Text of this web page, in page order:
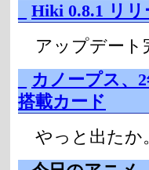
Hiki 0.8.1 リリ
アップデート
カノープス、
搭載カード
やっと出たか